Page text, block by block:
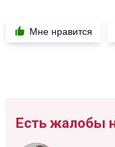
Мне нравится
Есть жалобы